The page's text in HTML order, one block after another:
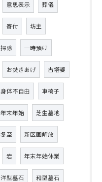
意思表示 葬儀
寄付 坊主
除 一時預け
お焚きあげ 古塔婆
身体不自由 車椅子
年末年始 芝生墓地
冬至 新区画解放
岩 年末年始休業
洋型墓石 和型墓石